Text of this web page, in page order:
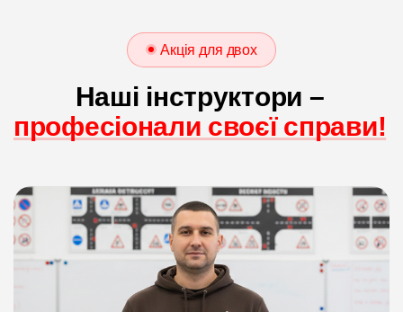
Акція для двох
Наші інструктори –
професіонали своєї справи!